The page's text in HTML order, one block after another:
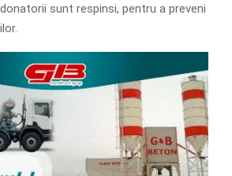
sunt respinsi, pentru a preveni